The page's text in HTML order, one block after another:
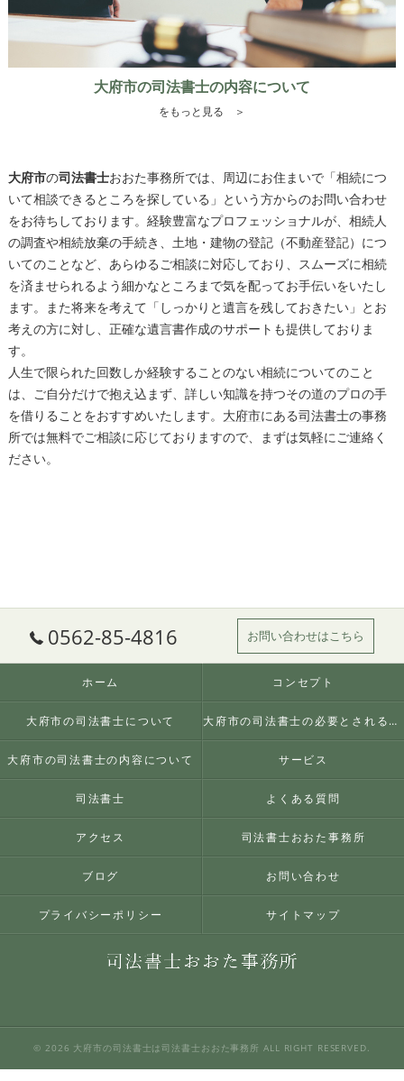
大府市の司法書士の内容について
をもっと見る ＞
大府市の司法書士おおた事務所では、周辺にお住まいで「相続につ
いて相談できるところを探している」という方からのお問い合わせ
をお待ちしております。経験豊富なプロフェッショナルが、相続人
の調査や相続放棄の手続き、土地・建物の登記（不動産登記）につ
いてのことなど、あらゆるご相談に対応しており、スムーズに相続
を済ませられるよう細かなところまで気を配ってお手伝いをいたし
ます。また将来を考えて「しっかりと遺言を残しておきたい」とお
考えの方に対し、正確な遺言書作成のサポートも提供しておりま
す。
人生で限られた回数しか経験することのない相続についてのこと
は、ご自分だけで抱え込まず、詳しい知識を持つその道のプロの手
を借りることをおすすめいたします。 大府市にある司法書士の事務
所では無料でご相談に応じておりますので、まずは気軽にご連絡く
ださい。
0562-85-4816 お問い合わせはこちら
ホーム コンセプト
大府市の司法書士について 大府市の司法書士の必要とされる理由
大府市の司法書士の内容について サービス
司法書士 よくある質問
アクセス 司法書士おおた事務所
ブログ お問い合わせ
プライバシーポリシー サイトマップ
© 2026 大府市の司法書士は司法書士おおた事務所 ALL RIGHT RESERVED.